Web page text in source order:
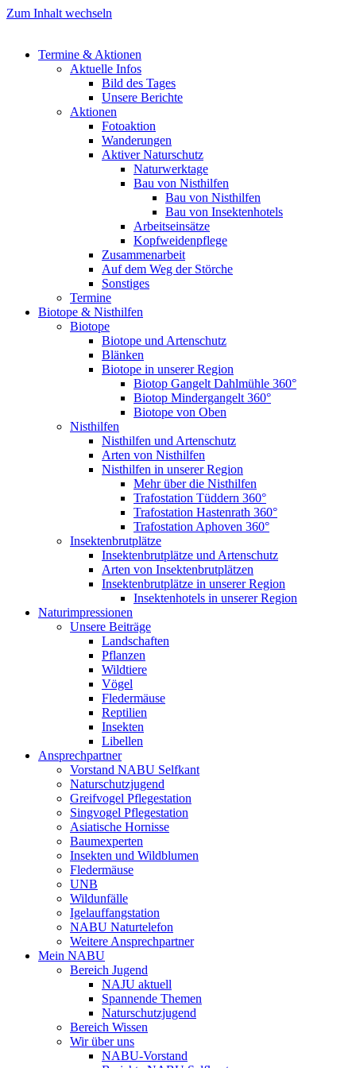
Zum Inhalt wechseln
Termine & Aktionen
Aktuelle Infos
Bild des Tages
Unsere Berichte
Aktionen
Fotoaktion
Wanderungen
Aktiver Naturschutz
Naturwerktage
Bau von Nisthilfen
Bau von Nisthilfen
Bau von Insektenhotels
Arbeitseinsätze
Kopfweidenpflege
Zusammenarbeit
Auf dem Weg der Störche
Sonstiges
Termine
Biotope & Nisthilfen
Biotope
Biotope und Artenschutz
Blänken
Biotope in unserer Region
Biotop Gangelt Dahlmühle 360°
Biotop Mindergangelt 360°
Biotope von Oben
Nisthilfen
Nisthilfen und Artenschutz
Arten von Nisthilfen
Nisthilfen in unserer Region
Mehr über die Nisthilfen
Trafostation Tüddern 360°
Trafostation Hastenrath 360°
Trafostation Aphoven 360°
Insektenbrutplätze
Insektenbrutplätze und Artenschutz
Arten von Insektenbrutplätzen
Insektenbrutplätze in unserer Region
Insektenhotels in unserer Region
Naturimpressionen
Unsere Beiträge
Landschaften
Pflanzen
Wildtiere
Vögel
Fledermäuse
Reptilien
Insekten
Libellen
Ansprechpartner
Vorstand NABU Selfkant
Naturschutzjugend
Greifvogel Pflegestation
Singvogel Pflegestation
Asiatische Hornisse
Baumexperten
Insekten und Wildblumen
Fledermäuse
UNB
Wildunfälle
Igelauffangstation
NABU Naturtelefon
Weitere Ansprechpartner
Mein NABU
Bereich Jugend
NAJU aktuell
Spannende Themen
Naturschutzjugend
Bereich Wissen
Wir über uns
NABU-Vorstand